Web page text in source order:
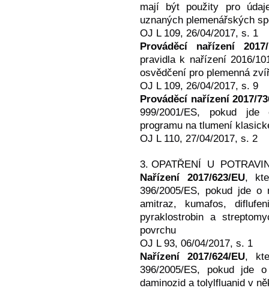
mají být použity pro
uznaných plemenářských
OJ L 109, 26/04/2017, s. 1
Prováděcí nařízení 2017/
pravidla k nařízení 2016/
osvědčení pro plemenná
OJ L 109, 26/04/2017, s. 9
Prováděcí nařízení 2017/
999/2001/ES, pokud jde
programu na tlumení
OJ L 110, 27/04/2017, s. 2
3. OPATŘENÍ U
Nařízení 2017/623/EU,
396/2005/ES, pokud jde
amitraz, kumafos,
pyraklostrobin a
povrchu
OJ L 93, 06/04/2017, s. 1
Nařízení 2017/624/EU,
396/2005/ES, pokud jde
daminozid a tolylfluanid v